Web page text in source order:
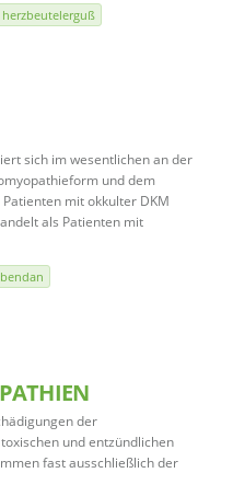
herzbeutelerguß
sich im wesentlichen an der
und dem
mit okkulter DKM
als Patienten mit
der
und entzündlichen
fast ausschließlich der